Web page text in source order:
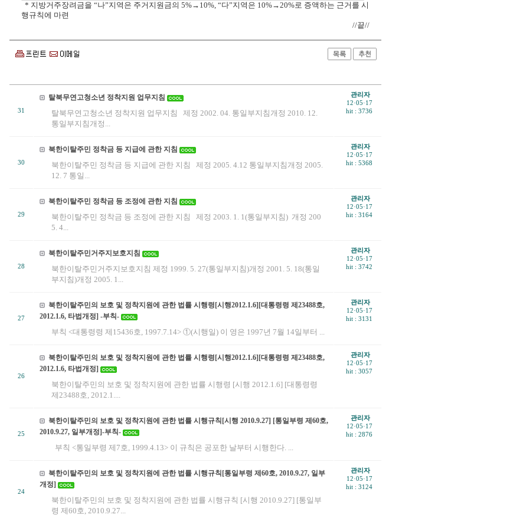
* 지방거주장려금을 “나”지역은 주거지원금의 5%→10%, “다”지역은 10%→20%로 증액하는 근거를 시
행규칙에 마련
//끝//
31
탈북무연고청소년 정착지원 업무지침
탈북무연고청소년 정착지원 업무지침 제정 2002. 04. 통일부지침개정 2010. 12.
통일부지침개정...
관리자
12·05·17
hit : 3736
30
북한이탈주민 정착금 등 지급에 관한 지침
북한이탈주민 정착금 등 지급에 관한 지침 제정 2005. 4.12 통일부지침개정 2005.
12. 7 통일...
관리자
12·05·17
hit : 5368
29
북한이탈주민 정착금 등 조정에 관한 지침
북한이탈주민 정착금 등 조정에 관한 지침 제정 2003. 1. 1(통일부지침) 개정 200
5. 4...
관리자
12·05·17
hit : 3164
28
북한이탈주민거주지보호지침
북한이탈주민거주지보호지침 제정 1999. 5. 27(통일부지침)개정 2001. 5. 18(통일
부지침)개정 2005. 1...
관리자
12·05·17
hit : 3742
27
북한이탈주민의 보호 및 정착지원에 관한 법률 시행령[시행2012.1.6][대통령령 제23488호,
2012.1.6, 타법개정] -부칙-
부칙 <대통령령 제15436호, 1997.7.14> ①(시행일) 이 영은 1997년 7월 14일부터 ...
관리자
12·05·17
hit : 3131
26
북한이탈주민의 보호 및 정착지원에 관한 법률 시행령[시행2012.1.6][대통령령 제23488호,
2012.1.6, 타법개정]
북한이탈주민의 보호 및 정착지원에 관한 법률 시행령 [시행 2012.1.6] [대통령령
제23488호, 2012.1....
관리자
12·05·17
hit : 3057
25
북한이탈주민의 보호 및 정착지원에 관한 법률 시행규칙[시행 2010.9.27] [통일부령 제60호,
2010.9.27, 일부개정]-부칙-
부칙 <통일부령 제7호, 1999.4.13> 이 규칙은 공포한 날부터 시행한다. ...
관리자
12·05·17
hit : 2876
24
북한이탈주민의 보호 및 정착지원에 관한 법률 시행규칙[통일부령 제60호, 2010.9.27, 일부
개정]
북한이탈주민의 보호 및 정착지원에 관한 법률 시행규칙 [시행 2010.9.27] [통일부
령 제60호, 2010.9.27...
관리자
12·05·17
hit : 3124